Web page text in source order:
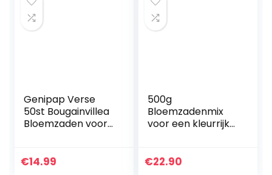
Genipap Verse
50st Bougainvillea
Bloemzaden voor
€14.99
500g
Bloemzadenmix
voor een kleurrijke
nectarrijk
€22.90